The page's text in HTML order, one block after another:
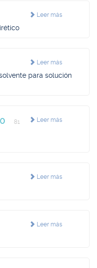
Leer más
Leer más
para solución
Leer más
81
Leer más
Leer más